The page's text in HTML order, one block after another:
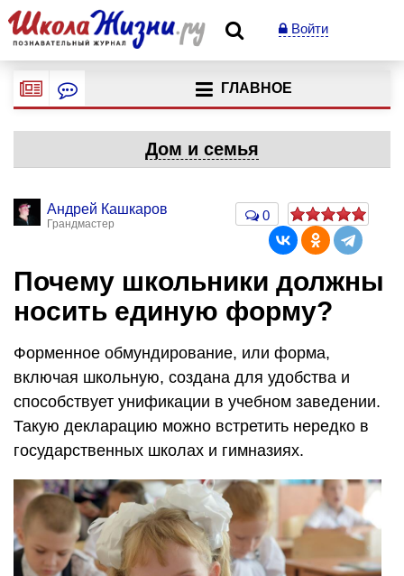
Войти
ГЛАВНОЕ
Дом и семья
Андрей Кашкаров
Грандмастер
0
Почему школьники должны
носить единую форму?
Форменное обмундирование, или форма,
включая школьную, создана для удобства и
способствует унификации в учебном заведении.
Такую декларацию можно встретить нередко в
государственных школах и гимназиях.